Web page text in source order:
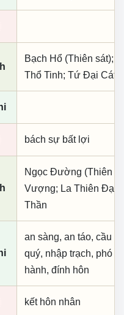
Bạch Hổ (Thiên sát);
Thổ Tinh; Tứ Đại Cát
bách sự bất lợi
Ngọc Đường (Thiên
Vượng; La Thiên Đại
Thần
an sàng, an táo, cầu
quý, nhập trạch, phó
hành, đính hôn
kết hôn nhân